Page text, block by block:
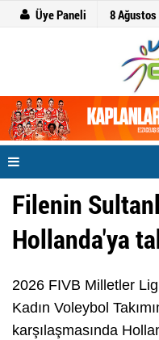
Üye Paneli 8 Ağustos
Filenin
Hollanda'ya
2026 FIVB Milletler
Kadın Voleybol
karşılaşmasında